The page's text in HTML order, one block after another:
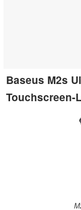
Baseus M2s
Touchscreen-